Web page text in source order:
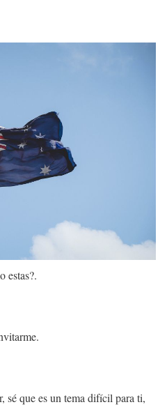
estas?.
sé que es un tema difícil para ti,